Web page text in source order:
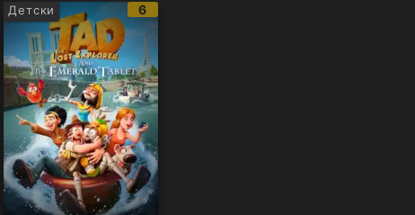
Детски
IMDb
рейтинг:
6